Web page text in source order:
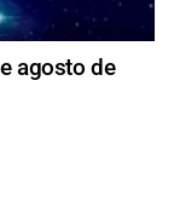
agosto de